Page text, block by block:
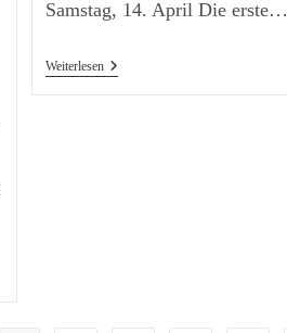
Samstag, 14. April Die erste…
WeiterlesenVon